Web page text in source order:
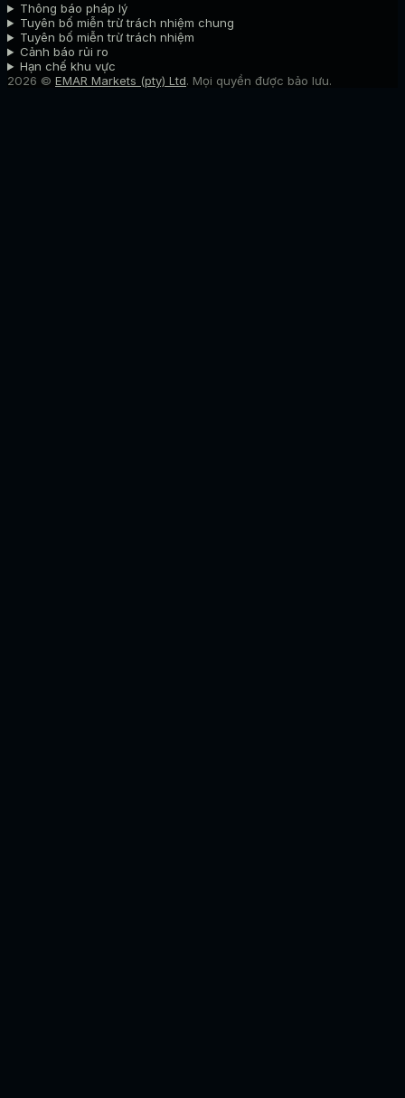
Thông báo pháp lý
Tuyên bố miễn trừ trách nhiệm chung
Tuyên bố miễn trừ trách nhiệm
Cảnh báo rủi ro
Hạn chế khu vực
2026 © EMAR Markets (pty) Ltd. Mọi quyền được bảo lưu.